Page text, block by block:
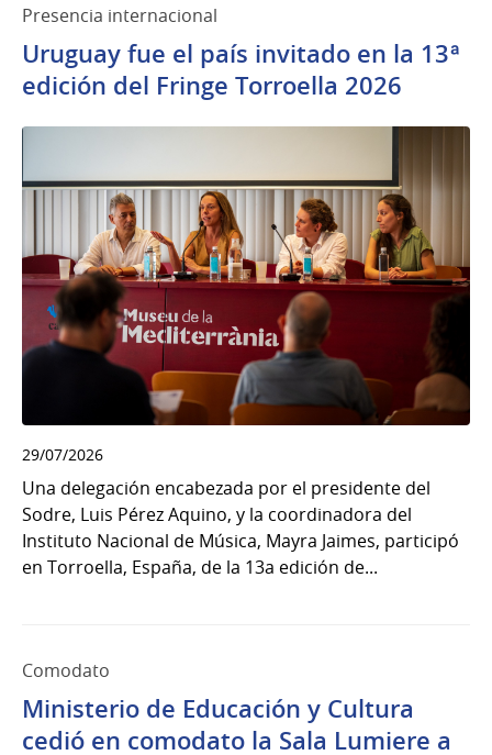
Presencia internacional
Uruguay fue el país invitado en la 13ª
edición del Fringe Torroella 2026
29/07/2026
Una delegación encabezada por el presidente del
Sodre, Luis Pérez Aquino, y la coordinadora del
Instituto Nacional de Música, Mayra Jaimes, participó
en Torroella, España, de la 13a edición de...
Comodato
Ministerio de Educación y Cultura
cedió en comodato la Sala Lumiere a